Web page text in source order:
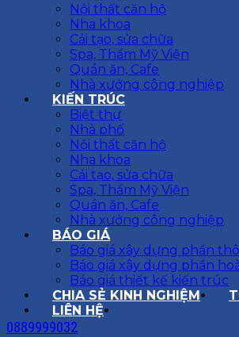
Nội thất căn hộ
Nha khoa
Cải tạo, sửa chữa
Spa, Thẩm Mỹ Viện
Quán ăn, Cafe
Nhà xưởng công nghiệp
KIẾN TRÚC
Biệt thự
Nhà phố
Nội thất căn hộ
Nha khoa
Cải tạo, sửa chữa
Spa, Thẩm Mỹ Viện
Quán ăn, Cafe
Nhà xưởng công nghiệp
BÁO GIÁ
Báo giá xây dựng phần thô
Báo giá xây dựng phần
Báo giá thiết kế kiến trúc
CHIA SẺ KINH NGHIỆM
LIÊN HỆ
0889999032